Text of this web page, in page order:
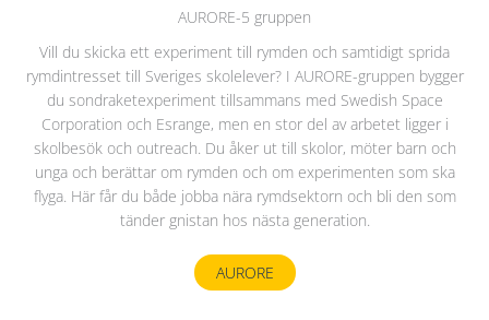
AURORE-5 gruppen
Vill du skicka ett experiment till rymden och samtidigt sprida
rymdintresset till Sveriges skolelever? I AURORE-gruppen bygger
du sondraketexperiment tillsammans med Swedish Space
Corporation och Esrange, men en stor del av arbetet ligger i
skolbesök och outreach. Du åker ut till skolor, möter barn och
unga och berättar om rymden och om experimenten som ska
flyga. Här får du både jobba nära rymdsektorn och bli den som
tänder gnistan hos nästa generation.
AURORE